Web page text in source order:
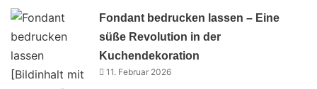
Fondant bedrucken lassen – Eine
süße Revolution in der
Kuchendekoration
11. Februar 2026